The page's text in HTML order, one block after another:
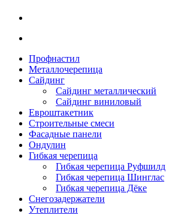
Профнастил
Металлочерепица
Сайдинг
Сайдинг металлический
Сайдинг виниловый
Евроштакетник
Строительные смеси
Фасадные панели
Ондулин
Гибкая черепица
Гибкая черепица Руфшилд
Гибкая черепица Шинглас
Гибкая черепица Дёке
Снегозадержатели
Утеплители